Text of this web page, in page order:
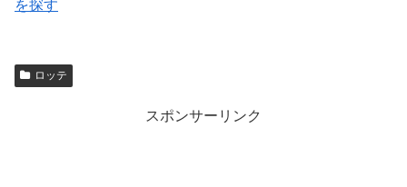
を探す
ロッテ
スポンサーリンク